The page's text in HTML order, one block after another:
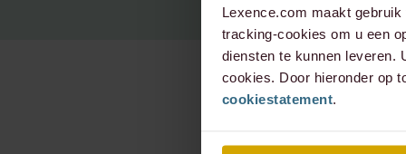
Lexence.com maakt
tracking-cookies om u een
diensten te kunnen leveren.
cookies. Door hieronder op
cookiestatement.
2026